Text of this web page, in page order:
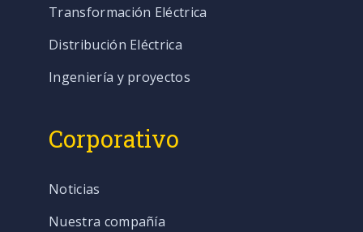
Transformación Eléctrica
Distribución Eléctrica
Ingeniería y proyectos
Corporativo
Noticias
Nuestra compañía